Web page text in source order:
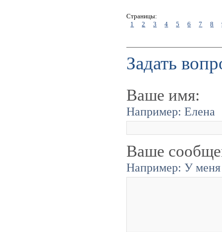
Страницы:
1
2 3 4 5 6 7 8
Задать
Ваше имя:
Например: Елена
Ваше
Например: У меня